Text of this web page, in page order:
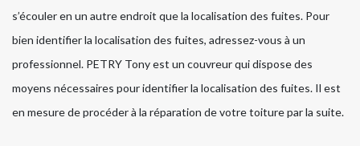
s’écouler en un autre endroit que la localisation des fuites. Pour
bien identifier la localisation des fuites, adressez-vous à un
professionnel. PETRY Tony est un couvreur qui dispose des
moyens nécessaires pour identifier la localisation des fuites. Il est
en mesure de procéder à la réparation de votre toiture par la suite.